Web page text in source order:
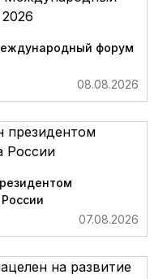
форум
08.08.2026
07.08.2026